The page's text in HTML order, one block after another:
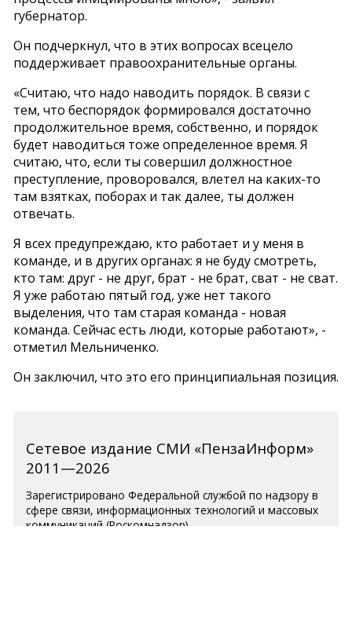
губернатор.
Он подчеркнул, что в этих вопросах всецело
поддерживает правоохранительные органы.
«Считаю, что надо наводить порядок. В связи с
тем, что беспорядок формировался достаточно
продолжительное время, собственно, и порядок
будет наводиться тоже определенное время. Я
считаю, что, если ты совершил должностное
преступление, проворовался, влетел на каких-то
там взятках, поборах и так далее, ты должен
отвечать.
Я всех предупреждаю, кто работает и у меня в
команде, и в других органах: я не буду смотреть,
кто там: друг - не друг, брат - не брат, сват - не сват.
Я уже работаю пятый год, уже нет такого
выделения, что там старая команда - новая
команда. Сейчас есть люди, которые работают», -
отметил Мельниченко.
Он заключил, что это его принципиальная позиция.
Сетевое издание СМИ «ПензаИнформ»
2011—2026
Зарегистрировано Федеральной службой по надзору в
сфере связи, информационных технологий и массовых
коммуникаций (Роскомнадзор).